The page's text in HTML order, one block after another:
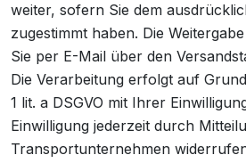
weiter, sofern Sie dem
zugestimmt haben. Die
Sie per E-Mail über den
Die Verarbeitung erfolgt auf
1 lit. a DSGVO mit Ihrer
Einwilligung jederzeit durch
Transportunternehmen